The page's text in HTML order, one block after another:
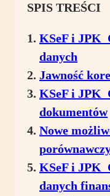
SPIS TREŚCI
KSeF i
danych
Jawność
KSeF i
dokumentów
Nowe
KSeF i
danych